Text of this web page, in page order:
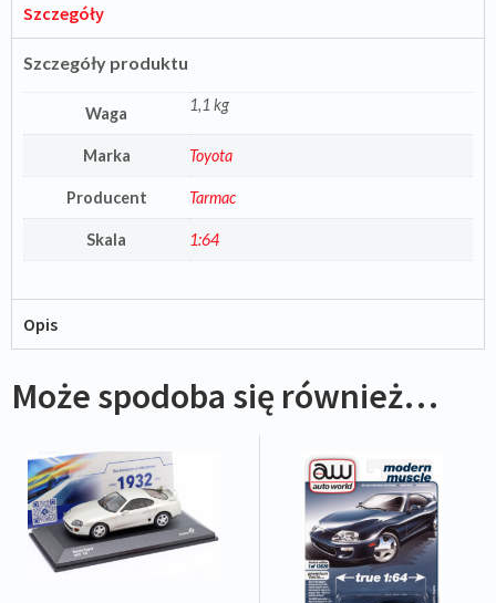
Szczegóły
Szczegóły produktu
Waga 1,1 kg
Marka Toyota
Producent Tarmac
Skala 1:64
Opis
Może spodoba się również…